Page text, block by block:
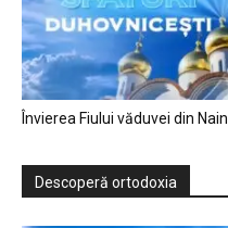
Învierea Fiului văduvei din Nain
Descoperă ortodoxia